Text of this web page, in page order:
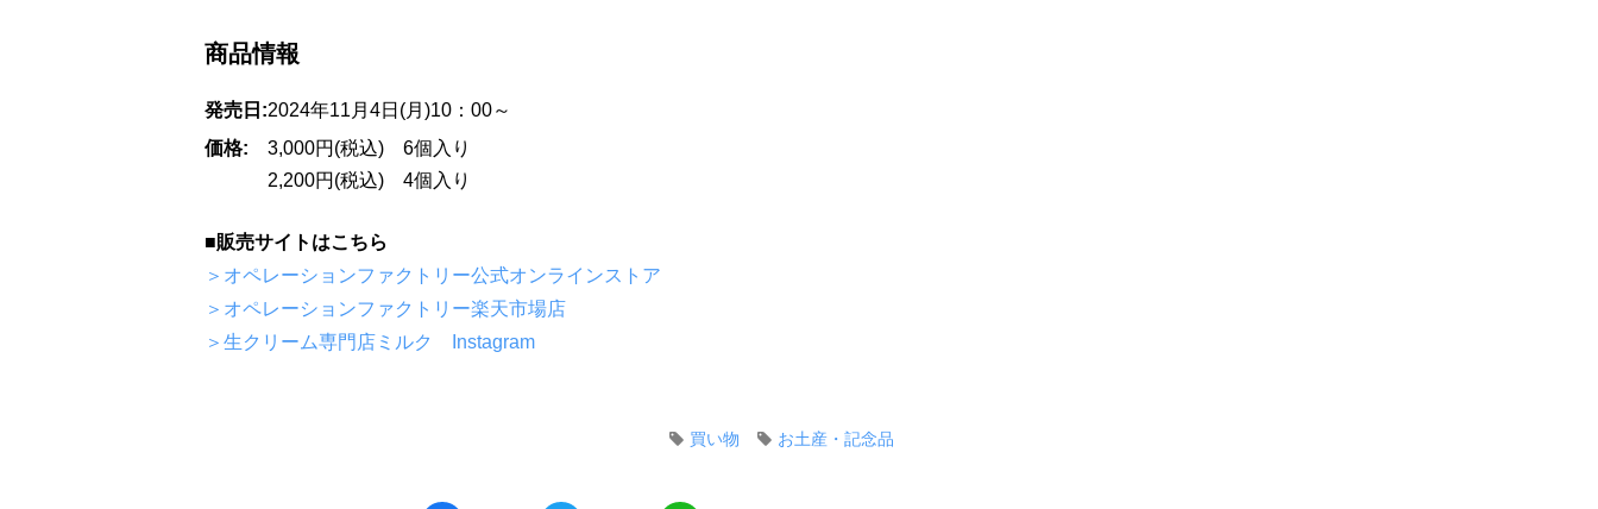
商品情報
発売日:2024年11月4日(月)10：00～
価格:
3,000円(税込) 6個入り
2,200円(税込) 4個入り
■販売サイトはこちら
＞オペレーションファクトリー公式オンラインストア
＞オペレーションファクトリー楽天市場店
＞生クリーム専門店ミルク Instagram
お土産・記念品
買い物